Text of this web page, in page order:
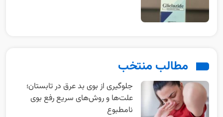
مطالب منتخب
جلوگیری از بوی بد عرق در تابستان؛
علت‌ها و روش‌های سریع رفع بوی
نامطبوع